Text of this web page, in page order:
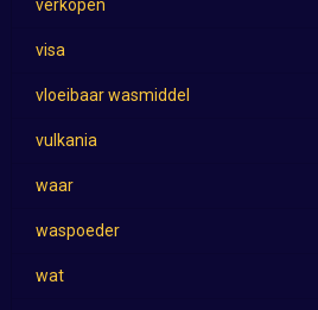
verkopen
visa
vloeibaar wasmiddel
vulkania
waar
waspoeder
wat